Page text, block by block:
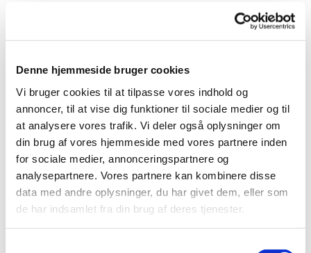
Denne hjemmeside bruger cookies
Vi bruger cookies til at tilpasse vores indhold og
annoncer, til at vise dig funktioner til sociale medier og til
at analysere vores trafik. Vi deler også oplysninger om
din brug af vores hjemmeside med vores partnere inden
for sociale medier, annonceringspartnere og
analysepartnere. Vores partnere kan kombinere disse
data med andre oplysninger, du har givet dem, eller som
de har indsamlet fra din brug af deres tjenester.
KÅNDST er et åndskreativt rum for alle i aldersgruppen
Vi mødes 7 mandage kl. 17.00-19.30 i september/oktober i
Husumvold Kirke.
Læs mere om KÅNDST her.